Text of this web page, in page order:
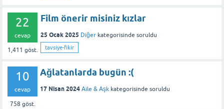
22
cevap
1,411 göst.
Film önerir misiniz kızlar
25 Ocak 2025 Diğer kategorisinde soruldu
tavsiye-fikir
10
cevap
758 göst.
Ağlatanlarda bugün :(
17 Nisan 2024 Aile & Aşk kategorisinde soruldu